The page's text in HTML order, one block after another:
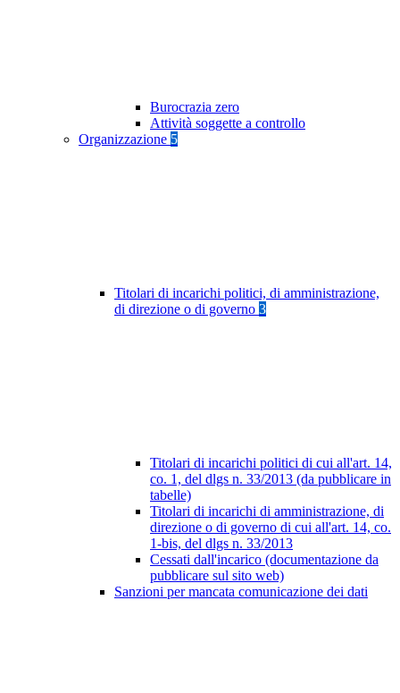
Burocrazia zero
Attività soggette a controllo
Organizzazione 5
Titolari di incarichi politici, di amministrazione,
di direzione o di governo 3
Titolari di incarichi politici di cui all'art. 14,
co. 1, del dlgs n. 33/2013 (da pubblicare in
tabelle)
Titolari di incarichi di amministrazione, di
direzione o di governo di cui all'art. 14, co.
1-bis, del dlgs n. 33/2013
Cessati dall'incarico (documentazione da
pubblicare sul sito web)
Sanzioni per mancata comunicazione dei dati